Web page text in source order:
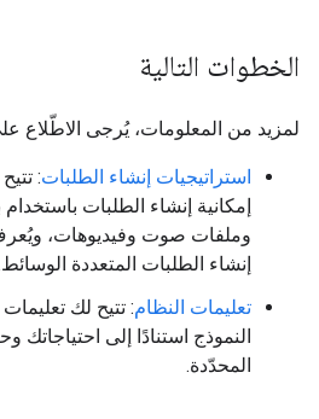
الخطوات التالية
لمزيد من المعلومات، يُرجى الاطّلاع
استراتيجيات إنشاء الطلبات
إمكانية إنشاء الطلبات
وملفات صوت وفيديوهات،
إنشاء الطلبات المتعددة
تعليمات النظام: تتيح لك
النموذج استنادًا إلى احتياجاتك
المحدّدة.